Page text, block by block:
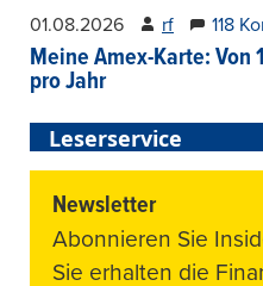
01.08.2026 rf 118
Meine Amex-Karte:
pro Jahr
Leserservice
Newsletter
Abonnieren Sie
Sie erhalten die